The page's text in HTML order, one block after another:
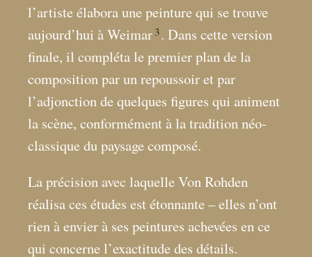
l’artiste élabora une peinture qui se trouve
aujourd’hui à Weimar 3 . Dans cette version
finale, il compléta le premier plan de la
composition par un repoussoir et par
l’adjonction de quelques figures qui animent
la scène, conformément à la tradition néo-
classique du paysage composé.
La précision avec laquelle Von Rohden
réalisa ces études est étonnante – elles n’ont
rien à envier à ses peintures achevées en ce
qui concerne l’exactitude des détails.